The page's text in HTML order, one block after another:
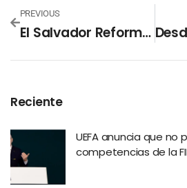
PREVIOUS
El Salvador Reforma Ley De Trasplantes Para Garantizar Mayor Acceso Y Fomentar La Donación De Órganos
Reciente
UEFA anuncia que no
competencias de la